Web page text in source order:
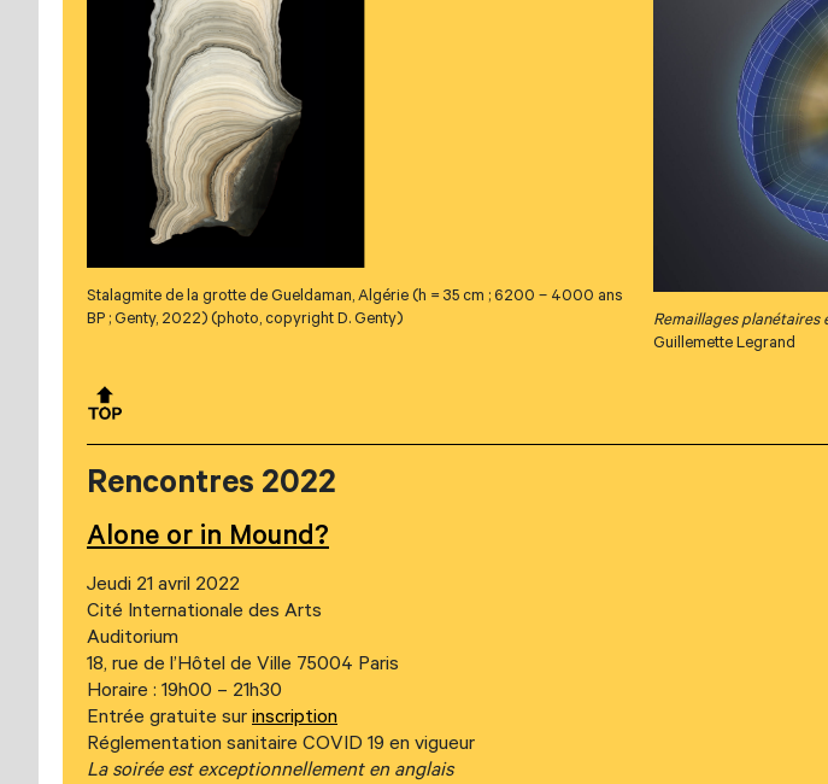
Stalagmite de la grotte de Gueldaman, Algérie (h = 35 cm ; 6200 – 4000 ans
BP ; Genty, 2022) (photo, copyright D. Genty)
Remaillages
Guillemette Legrand
Rencontres 2022
Alone or in Mound?
Jeudi 21 avril 2022
Cité Internationale des Arts
Auditorium
18, rue de l’Hôtel de Ville 75004 Paris
Horaire : 19h00 – 21h30
Entrée gratuite sur inscription
Réglementation sanitaire COVID 19 en vigueur
La soirée est exceptionnellement en anglais